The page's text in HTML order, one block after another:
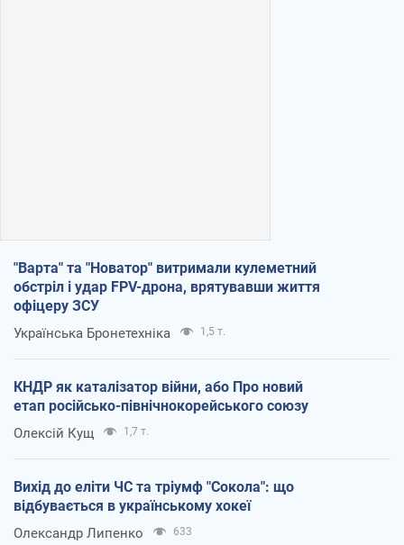
"Варта" та "Новатор" витримали кулеметний
обстріл і удар FPV-дрона, врятувавши життя
офіцеру ЗСУ
Українська Бронетехніка 1,5 т.
КНДР як каталізатор війни, або Про новий
етап російсько-північнокорейського союзу
Олексій Кущ 1,7 т.
Вихід до еліти ЧС та тріумф "Сокола": що
відбувається в українському хокеї
Олександр Липенко 633